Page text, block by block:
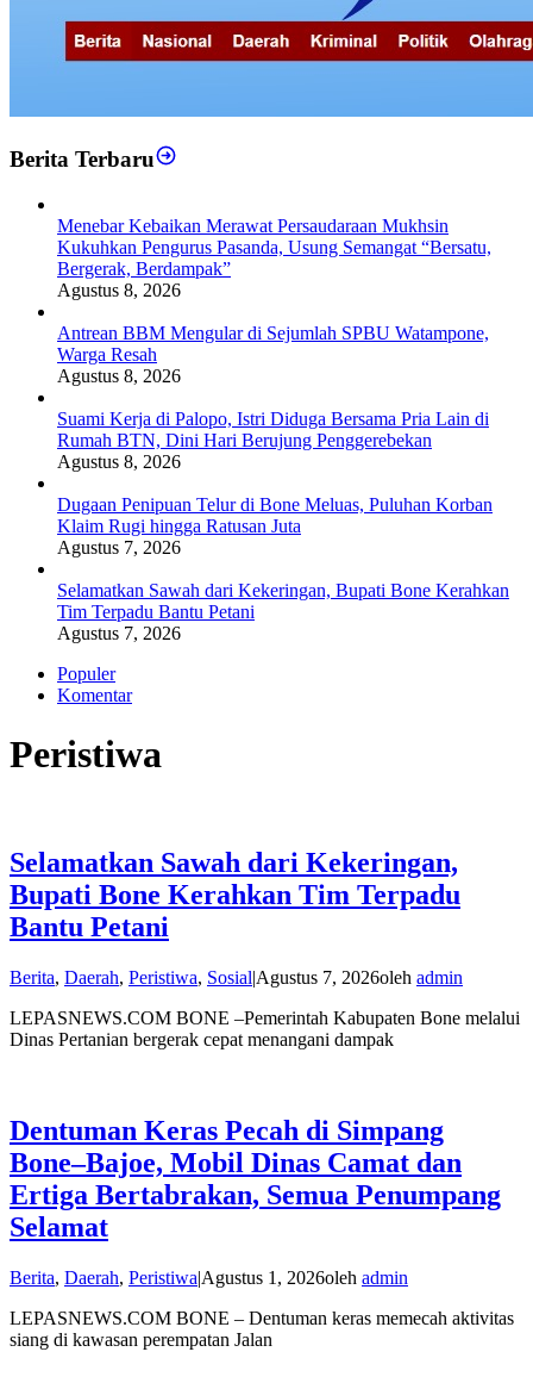
Berita Terbaru
Menebar Kebaikan Merawat Persaudaraan Mukhsin
Kukuhkan Pengurus Pasanda, Usung Semangat “Bersatu,
Bergerak, Berdampak”
Agustus 8, 2026
Antrean BBM Mengular di Sejumlah SPBU Watampone,
Warga Resah
Agustus 8, 2026
Suami Kerja di Palopo, Istri Diduga Bersama Pria Lain di
Rumah BTN, Dini Hari Berujung Penggerebekan
Agustus 8, 2026
Dugaan Penipuan Telur di Bone Meluas, Puluhan Korban
Klaim Rugi hingga Ratusan Juta
Agustus 7, 2026
Selamatkan Sawah dari Kekeringan, Bupati Bone Kerahkan
Tim Terpadu Bantu Petani
Agustus 7, 2026
Populer
Komentar
Peristiwa
Selamatkan Sawah dari Kekeringan,
Bupati Bone Kerahkan Tim Terpadu
Bantu Petani
Berita, Daerah, Peristiwa, Sosial|Agustus 7, 2026oleh admin
LEPASNEWS.COM BONE –Pemerintah Kabupaten Bone melalui
Dinas Pertanian bergerak cepat menangani dampak
Dentuman Keras Pecah di Simpang
Bone–Bajoe, Mobil Dinas Camat dan
Ertiga Bertabrakan, Semua Penumpang
Selamat
Berita, Daerah, Peristiwa|Agustus 1, 2026oleh admin
LEPASNEWS.COM BONE – Dentuman keras memecah aktivitas
siang di kawasan perempatan Jalan